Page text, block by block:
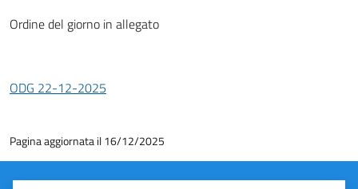
Ordine del giorno in allegato
ODG 22-12-2025
Pagina aggiornata il 16/12/2025